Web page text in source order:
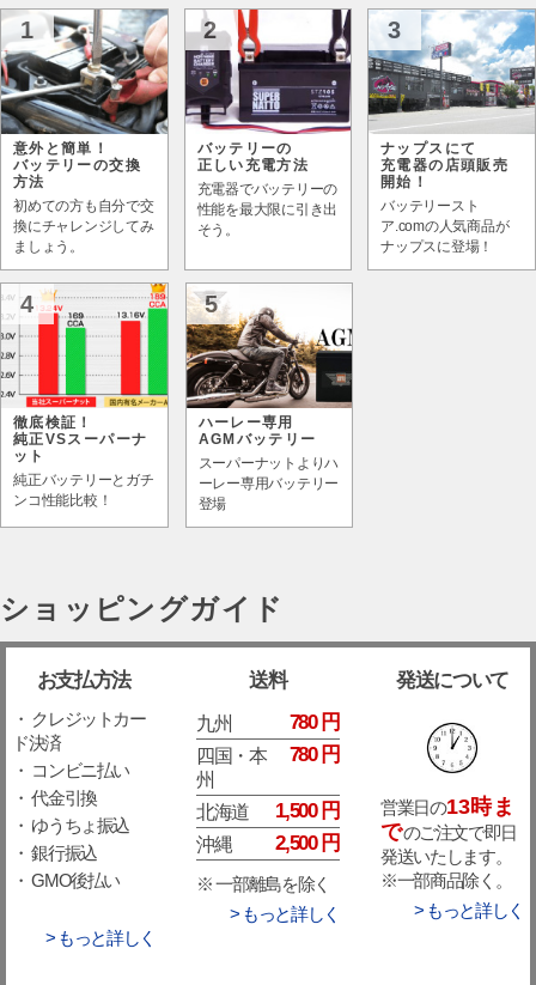
1
意外と簡単！
バッテリーの交換
方法
初めての方も自分で交
換にチャレンジしてみ
ましょう。
2
バッテリーの
正しい充電方法
充電器でバッテリーの
性能を最大限に引き出
そう。
3
ナップスにて
充電器の店頭販売
開始！
バッテリースト
ア.comの人気商品が
ナップスに登場！
4
徹底検証！
純正VSスーパーナ
ット
純正バッテリーとガチ
ンコ性能比較！
5
ハーレー専用
AGMバッテリー
スーパーナットよりハ
ーレー専用バッテリー
登場
ショッピングガイド
お支払方法
・ クレジットカー
ド決済
・ コンビニ払い
・ 代金引換
・ ゆうちょ振込
・ 銀行振込
・ GMO後払い
> もっと詳しく
送料
九州 780 円
四国・本
州
780 円
北海道 1,500 円
沖縄 2,500 円
※ 一部離島を除く
> もっと詳しく
発送について
営業日の13時ま
でのご注文で即日
発送いたします。
※一部商品除く。
> もっと詳しく